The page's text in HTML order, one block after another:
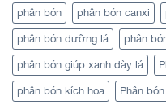
phân bón phân bón canxi
phân bón dưỡng lá phân
phân bón giúp xanh dày lá
phân bón kích hoa Phân